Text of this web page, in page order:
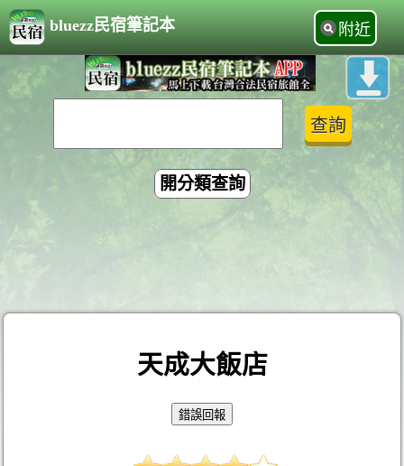
bluezz民宿筆記本 附近
開分類查詢
天成大飯店